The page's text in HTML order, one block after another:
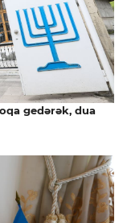
gedərək, dua